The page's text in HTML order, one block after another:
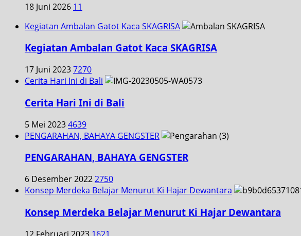
18 Juni 2026 11
Kegiatan Ambalan Gatot Kaca SKAGRISA
Kegiatan Ambalan Gatot Kaca SKAGRISA
17 Juni 20237270
Cerita Hari Ini di Bali
Cerita Hari Ini di Bali
5 Mei 20234639
PENGARAHAN, BAHAYA GENGSTER
PENGARAHAN, BAHAYA GENGSTER
6 Desember 20222750
Konsep Merdeka Belajar Menurut Ki Hajar Dewantara
Konsep Merdeka Belajar Menurut Ki Hajar Dewantara
12 Februari 2023 1621